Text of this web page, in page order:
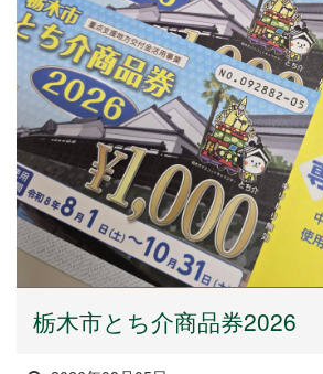
栃木市とち介商品券2026